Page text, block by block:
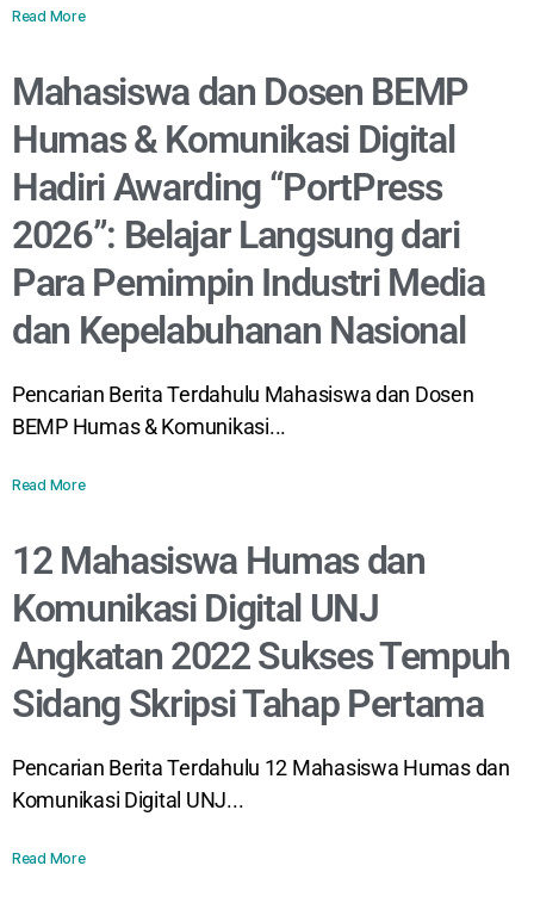
Read More
Mahasiswa dan Dosen BEMP
Humas & Komunikasi Digital
Hadiri Awarding “PortPress
2026”: Belajar Langsung dari
Para Pemimpin Industri Media
dan Kepelabuhanan Nasional
Pencarian Berita Terdahulu Mahasiswa dan Dosen
BEMP Humas & Komunikasi...
Read More
12 Mahasiswa Humas dan
Komunikasi Digital UNJ
Angkatan 2022 Sukses Tempuh
Sidang Skripsi Tahap Pertama
Pencarian Berita Terdahulu 12 Mahasiswa Humas dan
Komunikasi Digital UNJ...
Read More